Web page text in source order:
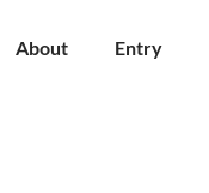
About Entry